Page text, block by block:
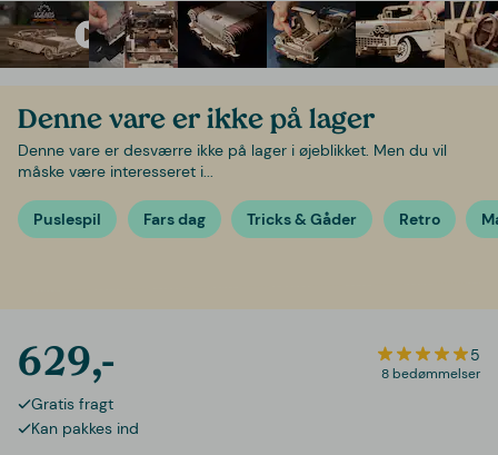
Denne vare er ikke på lager
Denne vare er desværre ikke på lager i øjeblikket. Men du vil
måske være interesseret i...
Puslespil Fars dag Tricks & Gåder Retro
629,- 5
8 bedømmelser
Gratis fragt
Kan pakkes ind